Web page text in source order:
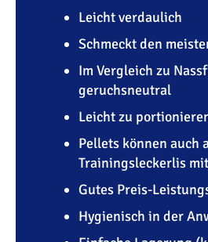
Leicht verdaulich
Schmeckt den
Im Vergleich zu
geruchsneutral
Leicht zu
Pellets können auch
Trainingsleckerlis
Gutes Preis-
Hygienisch in der